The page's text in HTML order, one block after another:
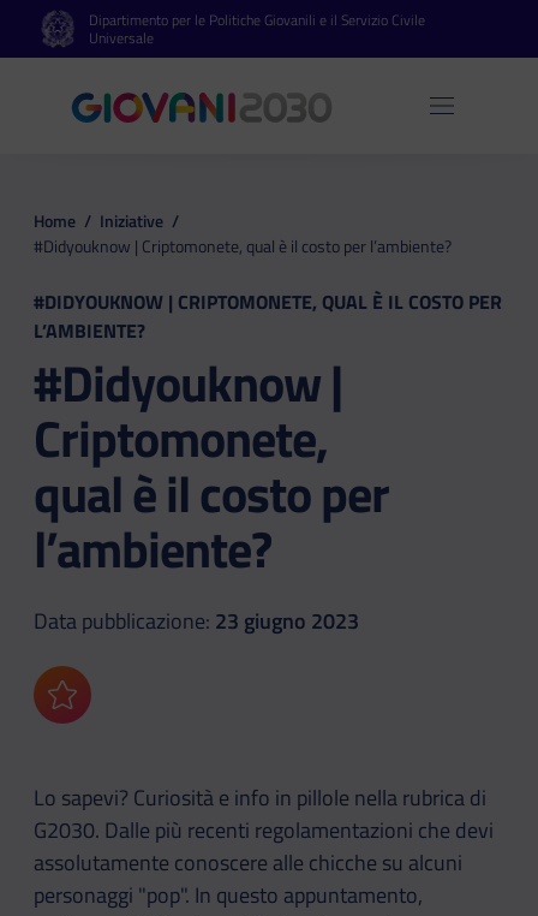
Vai al contenuto principale
Vai al footerDipartimento per le Politiche Giovanili e il Servizio Civile
Universale
Apri
Home / Iniziative /
#Didyouknow | Criptomonete, qual è il costo per l’ambiente?
#DIDYOUKNOW | CRIPTOMONETE, QUAL È IL COSTO PER
L’AMBIENTE?
#Didyouknow |
Criptomonete,
qual è il costo per
l’ambiente?
Data pubblicazione: 23 giugno 2023
Aggiungi ai preferiti
Lo sapevi? Curiosità e info in pillole nella rubrica di
G2030. Dalle più recenti regolamentazioni che devi
assolutamente conoscere alle chicche su alcuni
personaggi "pop". In questo appuntamento,